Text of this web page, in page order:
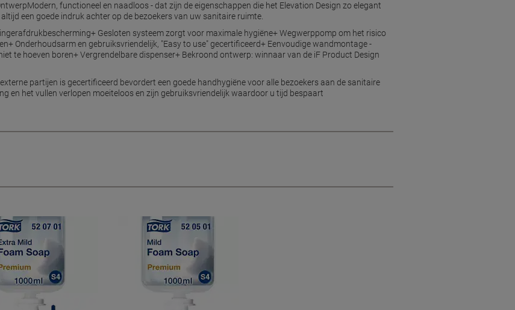
functioneel en naadloos - dat zijn de eigenschappen die het Elevation Design zo elegant
een goede indruk achter op de bezoekers van uw sanitaire ruimte.
Gesloten systeem zorgt voor maximale hygiëne+ Wegwerppomp om het risico
Onderhoudsarm en gebruiksvriendelijk, "Easy to use" gecertificeerd+ Eenvoudige wandmontage -
te hoeven boren+ Vergrendelbare dispenser+ Bekroond ontwerp: winnaar van de iF Product Design
partijen is gecertificeerd bevordert een goede handhygiëne voor alle bezoekers aan de sanitaire
en het vullen verlopen moeiteloos en zijn gebruiksvriendelijk waardoor u tijd bespaart